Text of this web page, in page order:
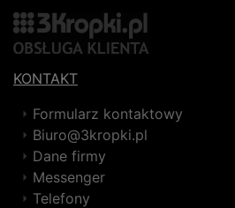
KONTAKT
Formularz kontaktowy
Biuro@3kropki.pl
Dane firmy
Messenger
Telefony